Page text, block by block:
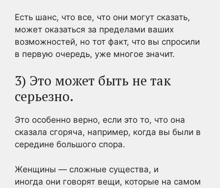
Есть шанс, что все, что они могут сказать,
может оказаться за пределами ваших
возможностей, но тот факт, что вы спросили
в первую очередь, уже многое значит.
3) Это может быть не так
серьезно.
Это особенно верно, если это то, что она
сказала сгоряча, например, когда вы были в
середине большого спора.
Женщины — сложные существа, и
иногда они говорят вещи, которые на самом